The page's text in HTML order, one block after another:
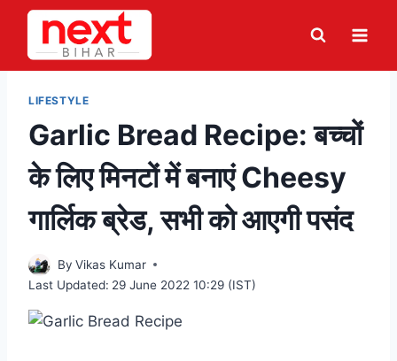
Skip
content
LIFESTYLE
Garlic Bread Recipe: बच्चों
के लिए मिनटों में बनाएं Cheesy
गार्लिक ब्रेड, सभी को आएगी पसंद
By Vikas Kumar
Last Updated: 29 June 2022 10:29 (IST)